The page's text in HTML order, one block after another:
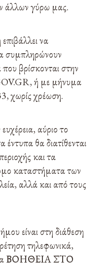
άλλων γύρω μας.
να
συμπληρώνουν
βρίσκονται στην
ή με μήνυμα
χωρίς χρέωση.
αύριο το
θα διατίθενται
και τα
καταστήματα των
αλλά και από τους
είναι στη διάθεση
τηλεφωνικά,
ΒΟΗΘΕΙΑ ΣΤΟ